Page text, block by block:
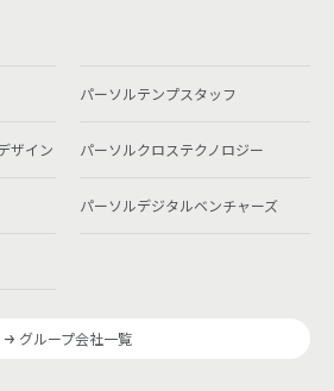
パーソルテンプスタッフ
ザイン パーソルクロステクノロジー
パーソルデジタルベンチャーズ
グループ会社一覧